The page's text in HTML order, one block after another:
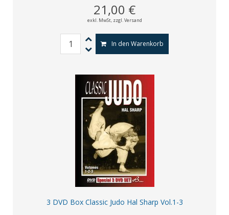
21,00 €
exkl. MwSt, zzgl. Versand
In den Warenkorb
3 DVD Box Classic Judo Hal Sharp Vol.1-3